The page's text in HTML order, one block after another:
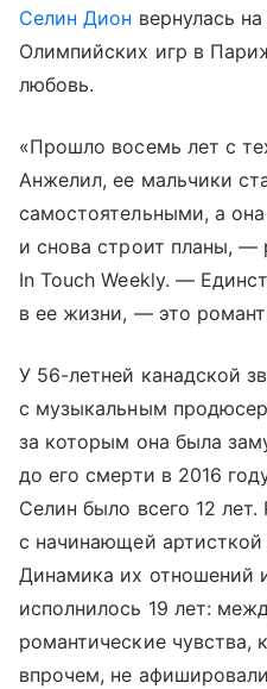
Селин Дион вернулась
Олимпийских игр в
любовь.
«Прошло восемь лет с
Анжелил, ее мальчики
самостоятельными, а
и снова строит планы, —
In Touch Weekly. —
в ее жизни, — это
У 56-летней канадской
с музыкальным
за которым она была
до его смерти в 2016
Селин было всего 12 лет.
с начинающей
Динамика их отношений
исполнилось 19 лет:
романтические чувства,
впрочем, не